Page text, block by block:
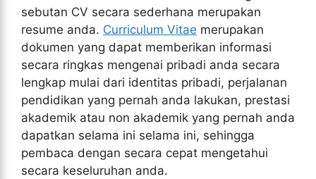
sebutan CV secara sederhana merupakan
resume anda. Curriculum Vitae merupakan
dokumen yang dapat memberikan informasi
secara ringkas mengenai pribadi anda secara
lengkap mulai dari identitas pribadi, perjalanan
pendidikan yang pernah anda lakukan, prestasi
akademik atau non akademik yang pernah anda
dapatkan selama ini selama ini, sehingga
pembaca dengan secara cepat mengetahui
secara keseluruhan anda.